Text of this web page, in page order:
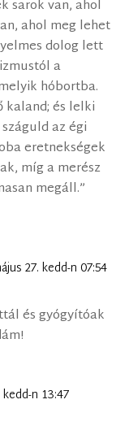
sarok van, ahol
ahol meg lehet
dolog lett
a
hóbortba.
kaland; és lelki
az égi
eretnekségek
míg a merész
megáll.”
27. kedd-n 07:54
és gyógyítóak
kedd-n 13:47